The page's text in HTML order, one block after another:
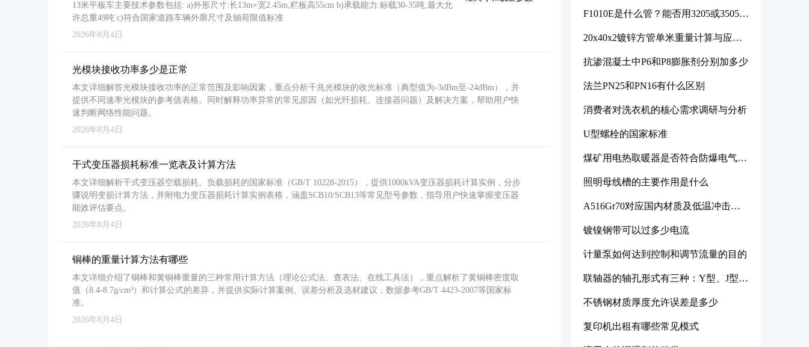
13米平板车主要技术参数包括: a)外形尺寸:长13m×宽2.45m,栏板高55cm b)承载能力:标载30-35吨,最大允
许总重49吨 c)符合国家道路车辆外廓尺寸及轴荷限值标准
2026年8月4日
光模块接收功率多少是正常
本文详细解答光模块接收功率的正常范围及影响因素，重点分析千兆光模块的收光标准（典型值为-3dBm至-24dBm），并
提供不同速率光模块的参考值表格。同时解释功率异常的常见原因（如光纤损耗、连接器问题）及解决方案，帮助用户快
速判断网络性能问题。
2026年8月4日
干式变压器损耗标准一览表及计算方法
本文详细解析干式变压器空载损耗、负载损耗的国家标准（GB/T 10228-2015），提供1000kVA变压器损耗计算实例，分步
骤说明变损计算方法，并附电力变压器损耗计算实例表格，涵盖SCB10/SCB13等常见型号参数，指导用户快速掌握变压器
能效评估要点。
2026年8月4日
铜棒的重量计算方法有哪些
本文详细介绍了铜棒和黄铜棒重量的三种常用计算方法（理论公式法、查表法、在线工具法），重点解析了黄铜棒密度取
值（8.4-8.7g/cm³）和计算公式的差异，并提供实际计算案例、误差分析及选材建议，数据参考GB/T 4423-2007等国家标
准。
2026年8月4日
F1010E是什么管？能否用3205或3505代
20x40x2镀锌方管单米重量计算与应用
抗渗混凝土中P6和P8膨胀剂分别加多少
法兰PN25和PN16有什么区别
消费者对洗衣机的核心需求调研与分析
U型螺栓的国家标准
煤矿用电热取暖器是否符合防爆电气设
照明母线槽的主要作用是什么
A516Gr70对应国内材质及低温冲击要
镀镍钢带可以过多少电流
计量泵如何达到控制和调节流量的目的
联轴器的轴孔形式有三种：Y型、J型、
不锈钢材质厚度允许误差是多少
复印机出租有哪些常见模式